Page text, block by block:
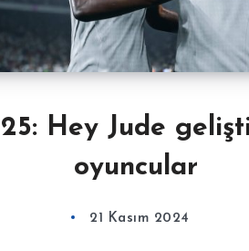
Hey Jude
oyuncular
21 Kasım 2024